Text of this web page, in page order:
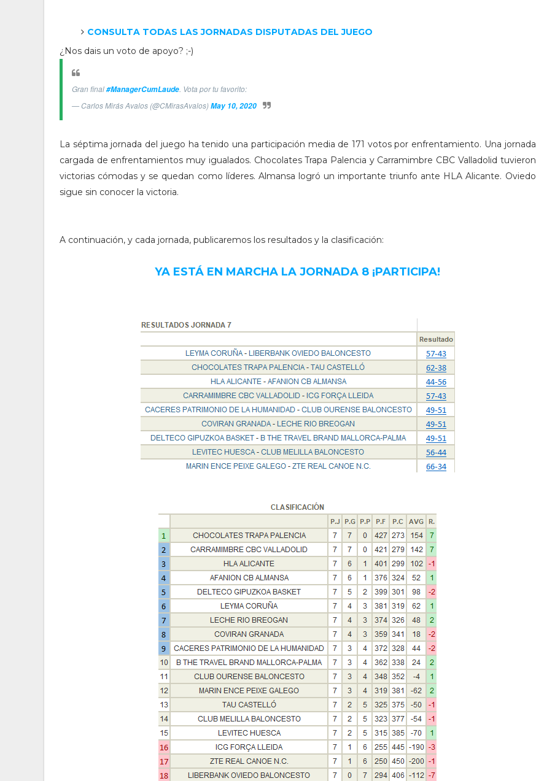
CONSULTA TODAS LAS JORNADAS DISPUTADAS DEL JUEGO
¿Nos dais un voto de apoyo? ;-)
Gran final#ManagerCumLaude. Vota por tu favorito:
— Carlos Mirás Avalos (@CMirasAvalos)May 10, 2020
La séptima jornada del juego ha tenido una participación media de 171 votos por enfrentamiento. Una jornada
cargada de enfrentamientos muy igualados. Chocolates Trapa Palencia y Carramimbre CBC Valladolid tuvieron
victorias cómodas y se quedan como líderes. Almansa logró un importante triunfo ante HLA Alicante. Oviedo
sigue sin conocer la victoria.
A continuación, y cada jornada, publicaremos los resultados y la clasificación:
YA ESTÁ EN MARCHA LA JORNADA 8 ¡PARTICIPA!